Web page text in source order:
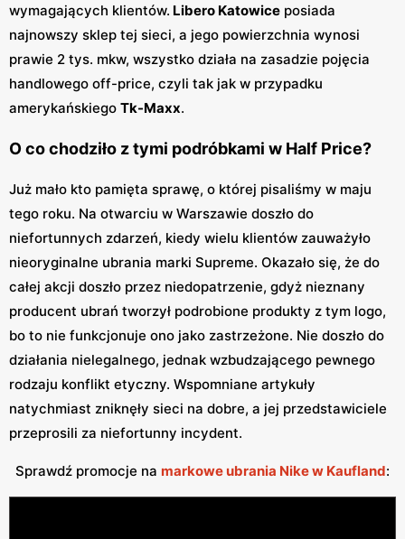
wymagających klientów. Libero Katowice posiada
najnowszy sklep tej sieci, a jego powierzchnia wynosi
prawie 2 tys. mkw, wszystko działa na zasadzie pojęcia
handlowego off-price, czyli tak jak w przypadku
amerykańskiego Tk-Maxx.
O co chodziło z tymi podróbkami w Half Price?
Już mało kto pamięta sprawę, o której pisaliśmy w maju
tego roku. Na otwarciu w Warszawie doszło do
niefortunnych zdarzeń, kiedy wielu klientów zauważyło
nieoryginalne ubrania marki Supreme. Okazało się, że do
całej akcji doszło przez niedopatrzenie, gdyż nieznany
producent ubrań tworzył podrobione produkty z tym logo,
bo to nie funkcjonuje ono jako zastrzeżone. Nie doszło do
działania nielegalnego, jednak wzbudzającego pewnego
rodzaju konflikt etyczny. Wspomniane artykuły
natychmiast zniknęły sieci na dobre, a jej przedstawiciele
przeprosili za niefortunny incydent.
Sprawdź promocje na markowe ubrania Nike w Kaufland: